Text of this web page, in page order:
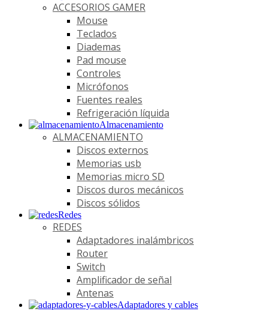
ACCESORIOS GAMER
Mouse
Teclados
Diademas
Pad mouse
Controles
Micrófonos
Fuentes reales
Refrigeración líquida
Almacenamiento
ALMACENAMIENTO
Discos externos
Memorias usb
Memorias micro SD
Discos duros mecánicos
Discos sólidos
Redes
REDES
Adaptadores inalámbricos
Router
Switch
Amplificador de señal
Antenas
Adaptadores y cables